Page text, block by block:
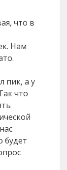
что в
Нам
пик, а у
что
будет